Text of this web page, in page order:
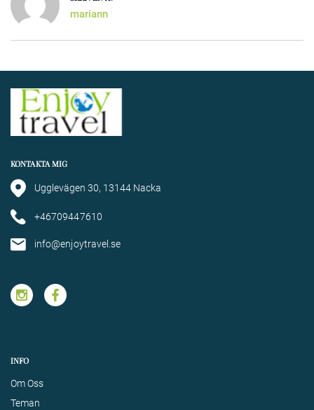
mariann
KONTAKTA MIG
Ugglevägen 30, 13144 Nacka
+46709447610
info@enjoytravel.se
INFO
Om Oss
Teman